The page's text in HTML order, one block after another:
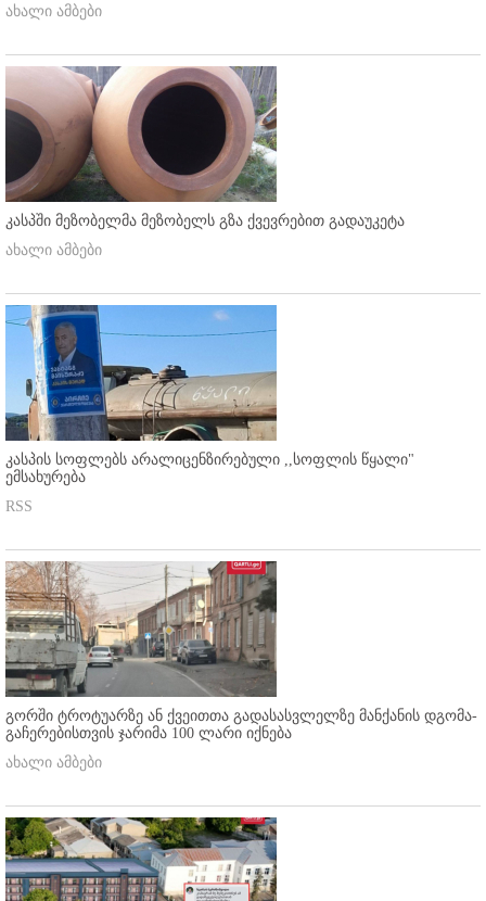
ახალი ამბები
კასპში მეზობელმა მეზობელს გზა ქვევრებით გადაუკეტა
ახალი ამბები
კასპის სოფლებს არალიცენზირებული ,,სოფლის წყალი"
ემსახურება
RSS
გორში ტროტუარზე ან ქვეითთა გადასასვლელზე მანქანის დგომა-
გაჩერებისთვის ჯარიმა 100 ლარი იქნება
ახალი ამბები